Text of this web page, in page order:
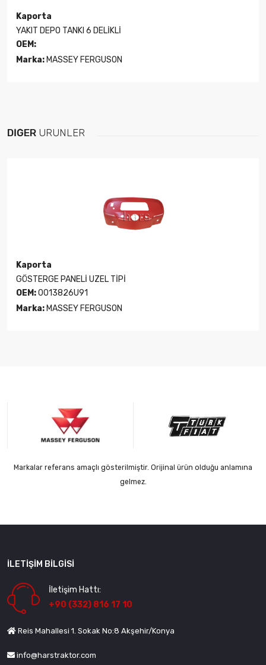
Kaporta
YAKIT DEPO TANKI 6 DELİKLİ
OEM:
Marka: MASSEY FERGUSON
DIĞER ÜRÜNLER
Kaporta
GÖSTERGE PANELİ UZEL TİPİ
OEM:0013826U91
Marka: MASSEY FERGUSON
Markalar referans amaçlı gösterilmiştir. Orijinal ürün olduğu anlamına
gelmez.
İLETIŞIM BILGISI
İletişim Hattı:
+90 (332) 816 17 10
Reis Mahallesi 1. Sokak No:8 Akşehir/Konya
info@harstraktor.com